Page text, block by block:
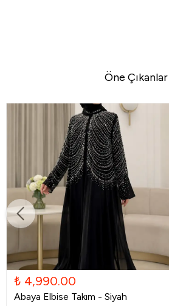
Öne Çıkanlar
₺ 4,990.00
Abaya Elbise Takım - Siyah